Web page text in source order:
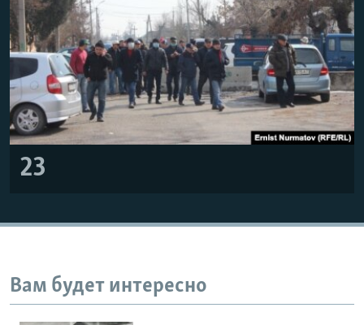
23
Вам будет интересно